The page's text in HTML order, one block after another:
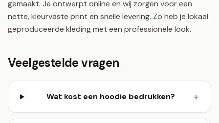
gemaakt. Je ontwerpt online en wij zorgen voor een
nette, kleurvaste print en snelle levering. Zo heb je lokaal
geproduceerde kleding met een professionele look.
Veelgestelde vragen
Wat kost een hoodie bedrukken? +